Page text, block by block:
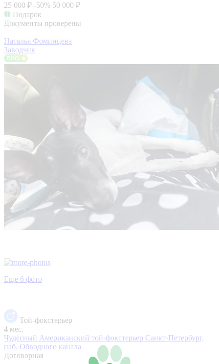
25 000 ₽ -50% 50 000 ₽
Подарок
Документы проверены
Наталья Фоминцева
Заводчик
Еще 6 фото
Той-фокстерьер
4 мес.
Чудесный Американский той-фокстерьер Санкт-Петербург,
наб. Обводного канала
Договорная